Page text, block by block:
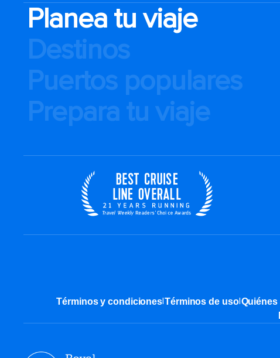
Planea tu viaje
Destinos
Puertos populares
Prepara tu viaje
Términos y condiciones|Términos de uso|